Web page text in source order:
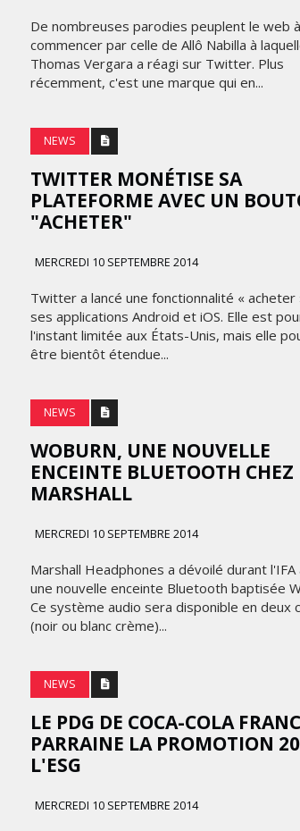
De nombreuses parodies peuplent le web à
commencer par celle de Allô Nabilla à
Thomas Vergara a réagi sur Twitter. Plus
récemment, c'est une marque qui en...
NEWS
TWITTER MONÉTISE SA
PLATEFORME AVEC UN
"ACHETER"
MERCREDI 10 SEPTEMBRE 2014
Twitter a lancé une fonctionnalité « acheter
ses applications Android et iOS. Elle est
l'instant limitée aux États-Unis, mais elle
être bientôt étendue...
NEWS
WOBURN, UNE NOUVELLE
ENCEINTE BLUETOOTH CHEZ
MARSHALL
MERCREDI 10 SEPTEMBRE 2014
Marshall Headphones a dévoilé durant l'IFA
une nouvelle enceinte Bluetooth baptisée
Ce système audio sera disponible en deux
(noir ou blanc crème)...
NEWS
LE PDG DE COCA-COLA
PARRAINE LA PROMOTION
L'ESG
MERCREDI 10 SEPTEMBRE 2014